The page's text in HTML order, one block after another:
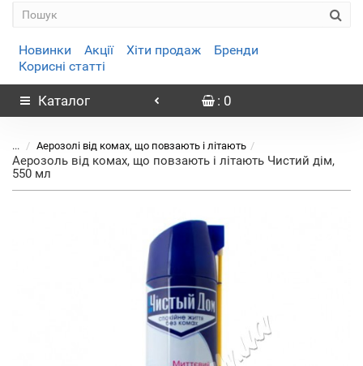
Новинки Акції Хіти продаж
Бренди
Корисні статті
Каталог : 0
... Аерозолі від комах, що повзають і літають
Аерозоль від комах, що повзають і літають Чистий дім,
550 мл